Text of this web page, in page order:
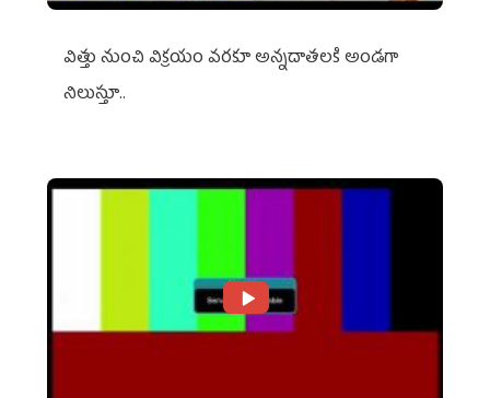
విత్తు నుంచి విక్రయం వరకూ అన్నదాతలకి అండగా
నిలుస్తూ..